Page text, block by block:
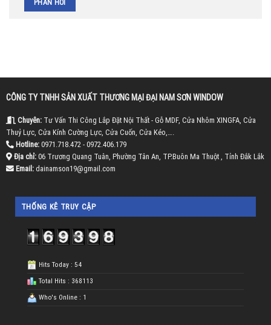
CÔNG TY TNHH SẢN XUẤT THƯƠNG MẠI ĐẠI NAM SƠN WINDOW
Chuyên:Tư Vấn Thi Công Lắp Đặt Nội Thất - Gỗ MDF, Cửa Nhôm XINGFA, Cửa
Thuỷ Lực, Cửa Kính Cường Lực, Cửa Cuốn, Cửa Kéo,….
Hotline:0971.718.472 - 0972.406.179
Địa chỉ:06 Trương Quang Tuân, Phường Tân An, TP.Buôn Ma Thuột , Tỉnh Đắk Lắk
Email:dainamson19@gmail.com
THỐNG KÊ TRUY CẬP
Hits Today : 54
Total Hits : 368113
Who's Online : 1